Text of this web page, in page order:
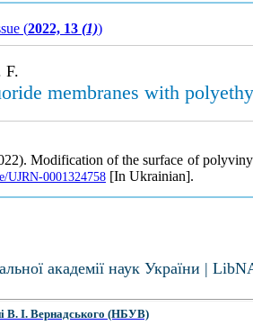
(2022, 13 (1))
F.
membranes with
Modification of the surface of
UJRN-0001324758[In Ukrainian].
академії наук України |
В. І. Вернадського (НБУВ)